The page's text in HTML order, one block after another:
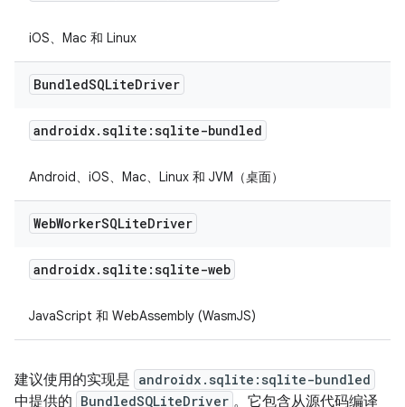
iOS、Mac 和 Linux
BundledSQLiteDriver
androidx.sqlite:sqlite-bundled
Android、iOS、Mac、Linux 和 JVM（桌面）
WebWorkerSQLiteDriver
androidx.sqlite:sqlite-web
JavaScript 和 WebAssembly (WasmJS)
建议使用的实现是 androidx.sqlite:sqlite-bundled
中提供的 BundledSQLiteDriver 。它包含从源代码编译